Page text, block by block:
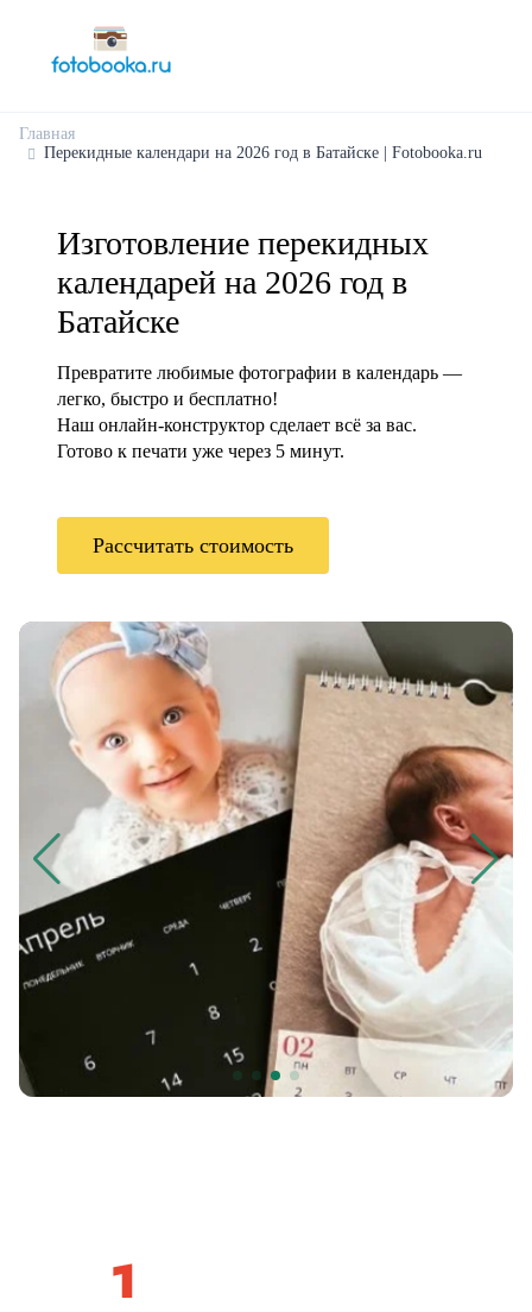
Главная
Перекидные календари на 2026 год в Батайске | Fotobooka.ru
Изготовление перекидных
календарей на 2026 год в
Батайске
Превратите любимые фотографии в календарь —
легко, быстро и бесплатно!
Наш онлайн-конструктор сделает всё за вас.
Готово к печати уже через 5 минут.
Рассчитать стоимость